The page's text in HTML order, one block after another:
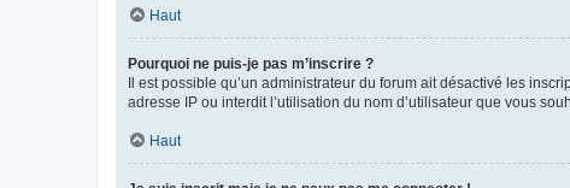
Haut
Pourquoi ne puis-je pas m’inscrire ?
Il est possible qu’un administrateur du forum ait désactivé les
adresse IP ou interdit l’utilisation du nom d’utilisateur que vous
Haut